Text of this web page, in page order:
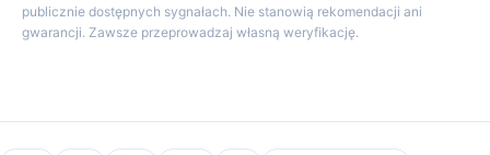
publicznie dostępnych sygnałach. Nie stanowią rekomendacji ani
gwarancji. Zawsze przeprowadzaj własną weryfikację.